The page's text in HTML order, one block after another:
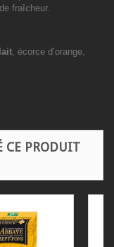
fraîcheur.
lait, écorce d’orange,
CE PRODUIT